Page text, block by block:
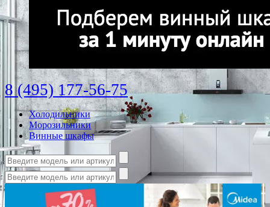
8 (495) 177-56-75
Холодильники
Морозильники
Винные шкафы